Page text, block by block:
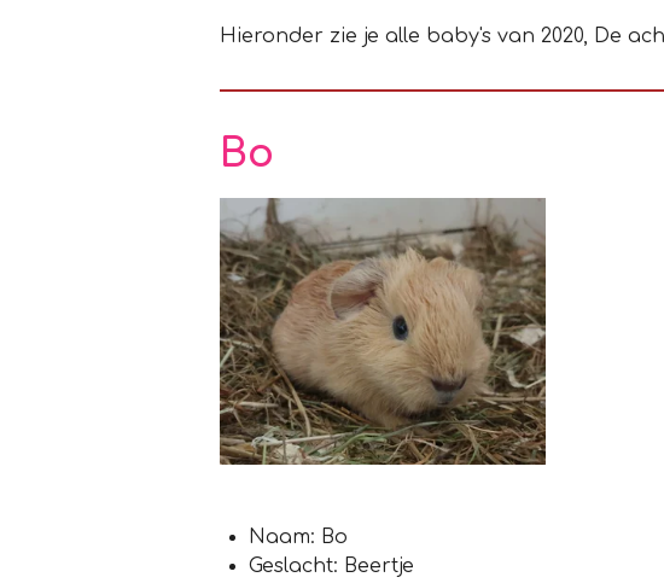
Hieronder zie je alle baby's van 2020, De
Bo
Naam: Bo
Geslacht: Beertje